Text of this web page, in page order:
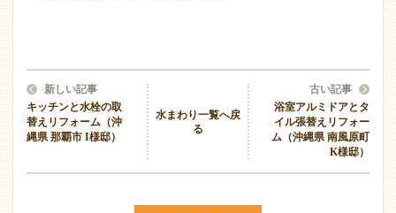
新しい記事
キッチンと水栓の取
替えリフォーム（沖
縄県 那覇市 I様邸）
水まわり一覧へ戻
る
古い記事
浴室アルミドアとタ
イル張替えリフォー
ム（沖縄県 南風原町
K様邸）